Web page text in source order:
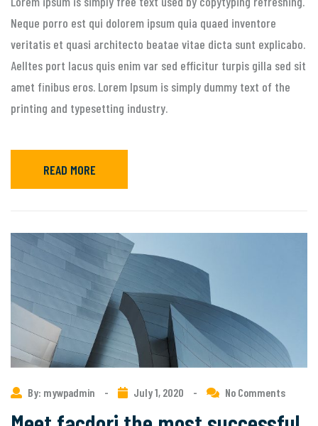
Neque porro est qui dolorem ipsum quia quaed inventore
veritatis et quasi architecto beatae vitae dicta sunt explicabo.
Aelltes port lacus quis enim var sed efficitur turpis gilla sed sit
amet finibus eros. Lorem Ipsum is simply dummy text of the
printing and typesetting industry.
READ MORE
By: mywpadmin - July 1, 2020 - No Comments